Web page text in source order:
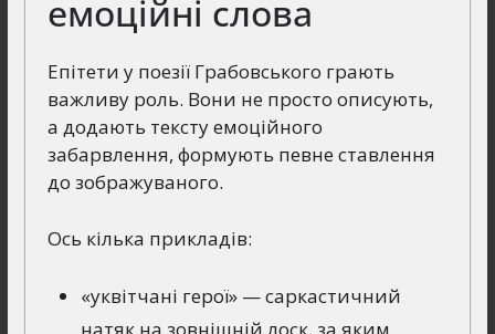
емоційні слова
Епітети у поезії Грабовського грають
важливу роль. Вони не просто описують,
а додають тексту емоційного
забарвлення, формують певне ставлення
до зображуваного.
Ось кілька прикладів:
«уквітчані герої» — саркастичний